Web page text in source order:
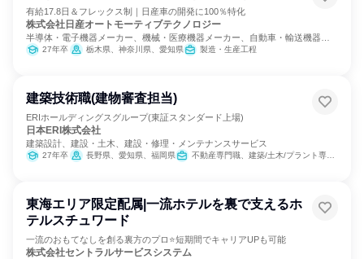
有給17.8日＆フレックス制｜日産車の開発に100％特化
株式会社日産オートモーティブテクノロジー
半導体・電子機器メーカー、機械・医療機器メーカー、自動車・輸送機器メ
ーカー27年卒 栃木県、神奈川県、愛知県 製造・生産工程
建築技術職(建物審査担当)
ERIホールディングスグループ(東証スタンダード上場)
日本ERI株式会社
建築設計、建設・土木、建設・修理・メンテナンスサービス
27年卒 長野県、愛知県、福岡県 不動産専門職、建築/土木/プラント専門職
東海エリア限定配属|一流ホテルを裏で支えるホ
テルスチュワード
一流のおもてなしを創る裏方のプロ⭐短期間でキャリアUPも可能
株式会社セントラルサービスシステム